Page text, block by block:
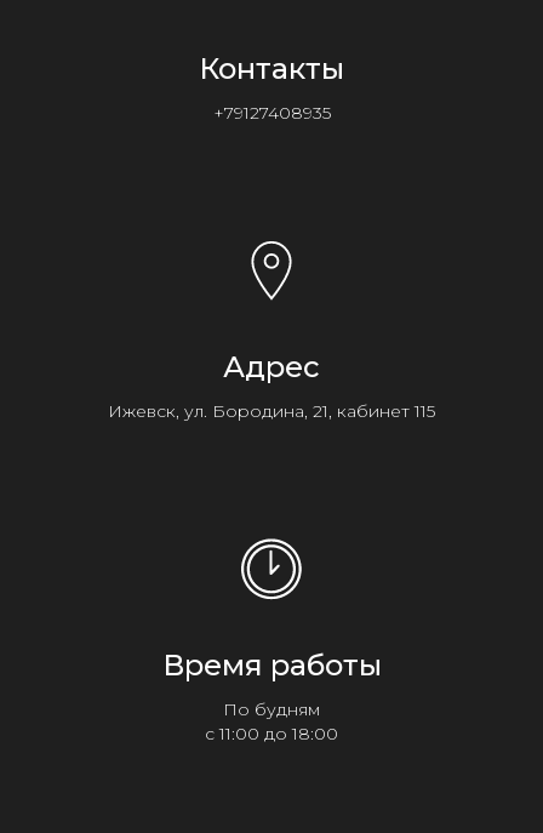
Контакты
+79127408935
Адрес
Ижевск, ул. Бородина, 21, кабинет 115
Время работы
По будням
с 11:00 до 18:00